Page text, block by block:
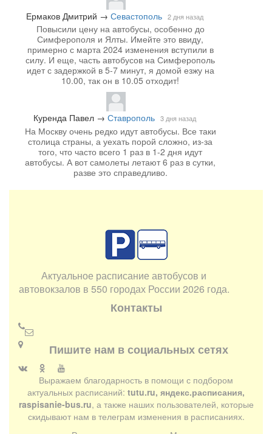
Ермаков Дмитрий → Севастополь 2 дня назад
Повысили цену на автобусы, особенно до
Симферополя и Ялты. Имейте это ввиду,
примерно с марта 2024 изменения вступили в
силу. И еще, часть автобусов на Симферополь
идет с задержкой в 5-7 минут, я домой езжу на
10.00, так он в 10.05 отходит!
Куренда Павел→ Ставрополь 3 дня назад
На Москву очень редко идут автобусы. Все таки
столица страны, а уехать порой сложно, из-за
того, что часто всего 1 раз в 1-2 дня идут
автобусы. А вот самолеты летают 6 раз в сутки,
разве это справедливо.
Актуальное расписание автобусов и
автовокзалов в 550 городах России 2026 года.
Контакты
Пишите нам в социальных сетях
Выражаем благодарность в помощи с подбором
актуальных расписаний: tutu.ru, яндекс.расписания,
raspisanie-bus.ru, а также наших пользователей, которые
скидывают нам в телеграм изменения в расписаниях.